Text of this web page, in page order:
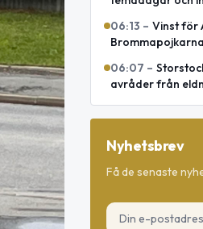
06:13 – Vinst för
Brommapojkarna
06:07 –
avråder från
Nyhetsbrev
Få de senaste